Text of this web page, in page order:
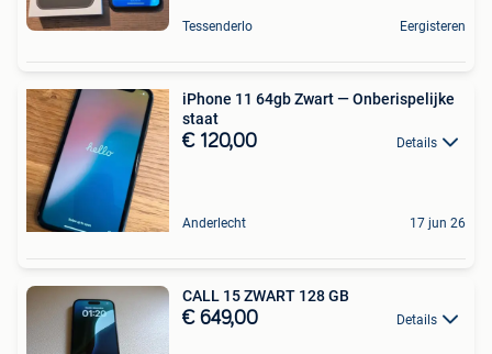
Tessenderlo Eergisteren
iPhone 11 64gb Zwart — Onberispelijke
staat
€ 120,00 Details
Anderlecht 17 jun 26
CALL 15 ZWART 128 GB
€ 649,00 Details